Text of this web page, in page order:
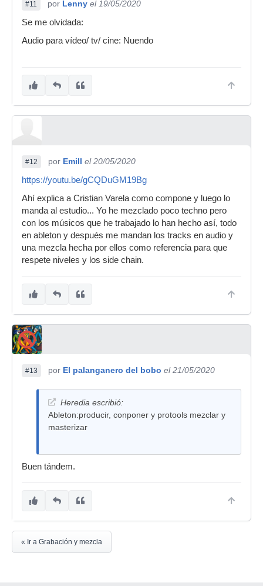
#11 por Lenny el 19/05/2020
Se me olvidada:
Audio para vídeo/ tv/ cine: Nuendo
#12 por Emill el 20/05/2020
https://youtu.be/gCQDuGM19Bg
Ahí explica a Cristian Varela como compone y luego lo
manda al estudio... Yo he mezclado poco techno pero
con los músicos que he trabajado lo han hecho así, todo
en ableton y después me mandan los tracks en audio y
una mezcla hecha por ellos como referencia para que
respete niveles y los side chain.
#13 por El palanganero del bobo el 21/05/2020
Heredia escribió:
Ableton:producir, conponer y protools mezclar y
masterizar
Buen tándem.
« Ir a Grabación y mezcla